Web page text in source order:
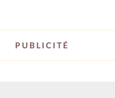
PUBLICITÉ